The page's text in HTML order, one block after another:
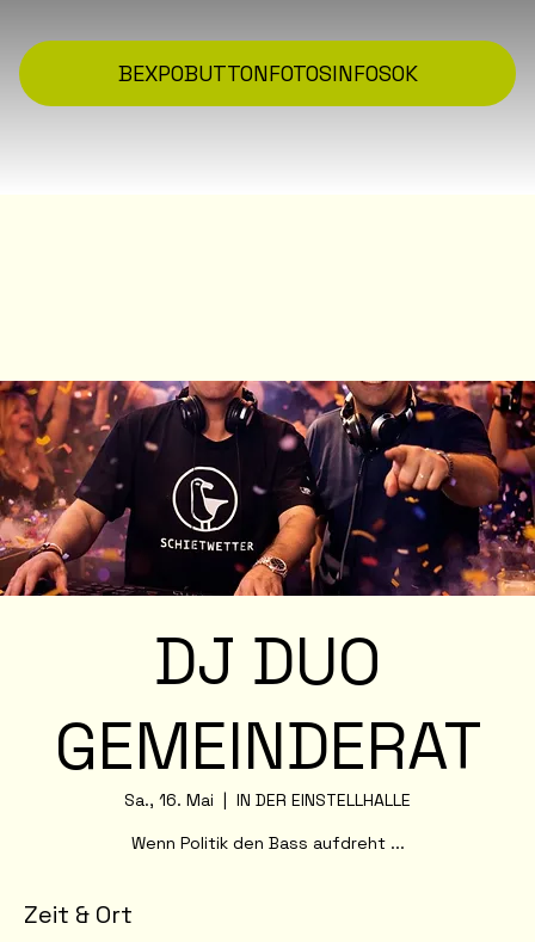
BEXPOBUTTONFOTOSINFOSOK
DJ DUO
GEMEINDERAT
Sa., 16. Mai
IN DER EINSTELLHALLE
Wenn Politik den Bass aufdreht ...
Zeit & Ort